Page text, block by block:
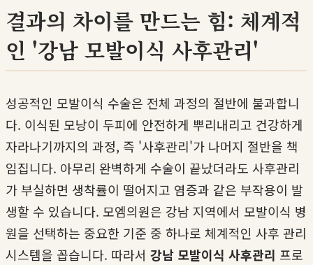
결과의 차이를 만드는 힘: 체계적
인 '강남 모발이식 사후관리'
성공적인 모발이식 수술은 전체 과정의 절반에 불과합니
다. 이식된 모낭이 두피에 안전하게 뿌리내리고 건강하게
자라나기까지의 과정, 즉 '사후관리'가 나머지 절반을 책
임집니다. 아무리 완벽하게 수술이 끝났더라도 사후관리
가 부실하면 생착률이 떨어지고 염증과 같은 부작용이 발
생할 수 있습니다. 모엠의원은 강남 지역에서 모발이식 병
원을 선택하는 중요한 기준 중 하나로 체계적인 사후 관리
시스템을 꼽습니다. 따라서 강남 모발이식 사후관리 프로